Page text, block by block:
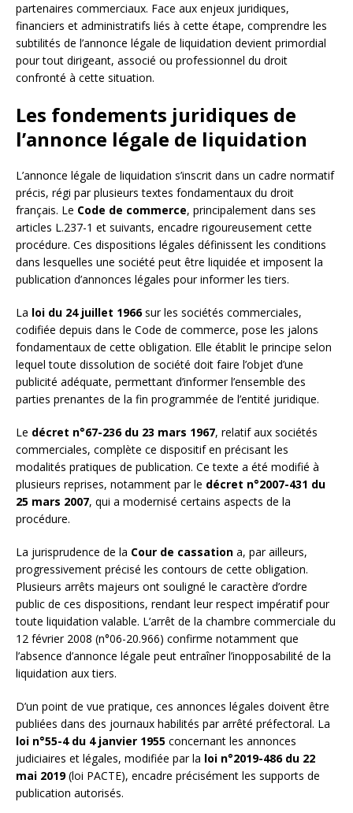
partenaires commerciaux. Face aux enjeux juridiques,
financiers et administratifs liés à cette étape, comprendre les
subtilités de l’annonce légale de liquidation devient primordial
pour tout dirigeant, associé ou professionnel du droit
confronté à cette situation.
Les fondements juridiques de
l’annonce légale de liquidation
L’annonce légale de liquidation s’inscrit dans un cadre normatif
précis, régi par plusieurs textes fondamentaux du droit
français. Le Code de commerce, principalement dans ses
articles L.237-1 et suivants, encadre rigoureusement cette
procédure. Ces dispositions légales définissent les conditions
dans lesquelles une société peut être liquidée et imposent la
publication d’annonces légales pour informer les tiers.
La loi du 24 juillet 1966sur les sociétés commerciales,
codifiée depuis dans le Code de commerce, pose les jalons
fondamentaux de cette obligation. Elle établit le principe selon
lequel toute dissolution de société doit faire l’objet d’une
publicité adéquate, permettant d’informer l’ensemble des
parties prenantes de la fin programmée de l’entité juridique.
Le décret n°67-236 du 23 mars 1967, relatif aux sociétés
commerciales, complète ce dispositif en précisant les
modalités pratiques de publication. Ce texte a été modifié à
plusieurs reprises, notamment par le décret n°2007-431 du
25 mars 2007, qui a modernisé certains aspects de la
procédure.
La jurisprudence de la Cour de cassation a, par ailleurs,
progressivement précisé les contours de cette obligation.
Plusieurs arrêts majeurs ont souligné le caractère d’ordre
public de ces dispositions, rendant leur respect impératif pour
toute liquidation valable. L’arrêt de la chambre commerciale du
12 février 2008 (n°06-20.966) confirme notamment que
l’absence d’annonce légale peut entraîner l’inopposabilité de la
liquidation aux tiers.
D’un point de vue pratique, ces annonces légales doivent être
publiées dans des journaux habilités par arrêté préfectoral. La
loi n°55-4 du 4 janvier 1955 concernant les annonces
judiciaires et légales, modifiée par la loi n°2019-486 du 22
mai 2019(loi PACTE), encadre précisément les supports de
publication autorisés.